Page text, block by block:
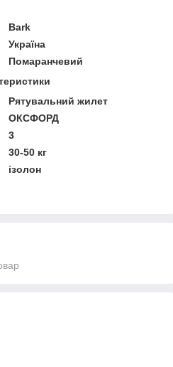
Bark
Україна
Помаранчевий
Рятувальний жилет
ОКСФОРД
3
30-50 кг
ізолон